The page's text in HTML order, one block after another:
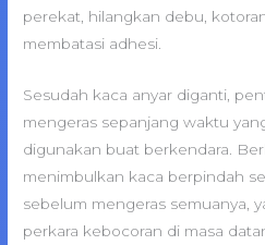
perekat, hilangkan debu,
membatasi adhesi.
Sesudah kaca anyar diganti,
mengeras sepanjang waktu
digunakan buat berkendara.
menimbulkan kaca berpindah
sebelum mengeras semuanya,
perkara kebocoran di masa